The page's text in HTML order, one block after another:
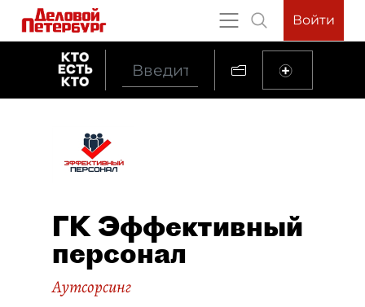
Войти
ГК Эффективный
персонал
Аутсорсинг